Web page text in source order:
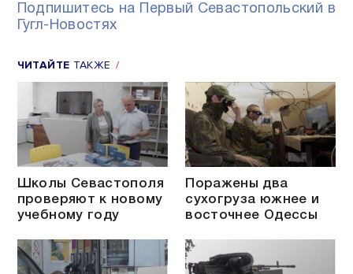
Подпишитесь на Первый Севастопольский в
Гугл-Новостях
ЧИТАЙТЕ ТАКЖЕ
Школы Севастополя
проверяют к новому
учебному году
Поражены два
сухогруза южнее и
восточнее Одессы